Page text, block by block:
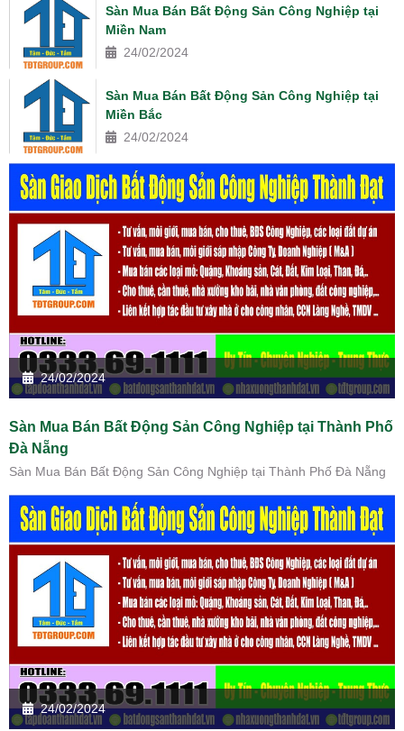
Sàn Mua Bán Bất Động Sản Công Nghiệp tại
Miền Nam
24/02/2024
Sàn Mua Bán Bất Động Sản Công Nghiệp tại
Miền Bắc
24/02/2024
24/02/2024
Sàn Mua Bán Bất Động Sản Công Nghiệp tại Thành Phố
Đà Nẵng
Sàn Mua Bán Bất Động Sản Công Nghiệp tại Thành Phố Đà Nẵng
24/02/2024